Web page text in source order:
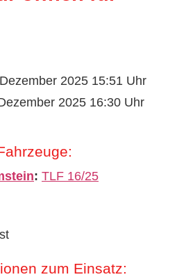
2025 15:51 Uhr
2025 16:30 Uhr
: TLF 16/25
zum Einsatz: